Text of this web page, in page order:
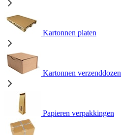
Kartonnen platen
Kartonnen verzenddozen
Papieren verpakkingen